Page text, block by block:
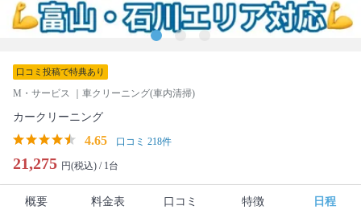
口コミ投稿で特典あり
M・サービス ｜車クリーニング(車内清掃)
カークリーニング
4.65 口コミ 218件
21,275 円(税込) / 1台
概要 料金表 口コミ 特徴 日程